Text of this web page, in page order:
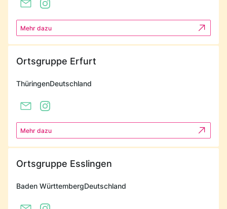
Mehr dazu
Ortsgruppe Erfurt
ThüringenDeutschland
Mehr dazu
Ortsgruppe Esslingen
Baden WürttembergDeutschland